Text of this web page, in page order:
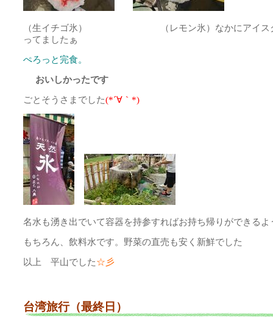
（生イチゴ氷） （レモン氷）なかにアイスク
ってましたぁ
ぺろっと完食。
おいしかったです
ごとそうさまでした(*´∀｀*)
名水も湧き出でいて容器を持参すればお持ち帰りができるよ
もちろん、飲料水です。野菜の直売も安く新鮮でした
以上 平山でした☆彡
台湾旅行（最終日）